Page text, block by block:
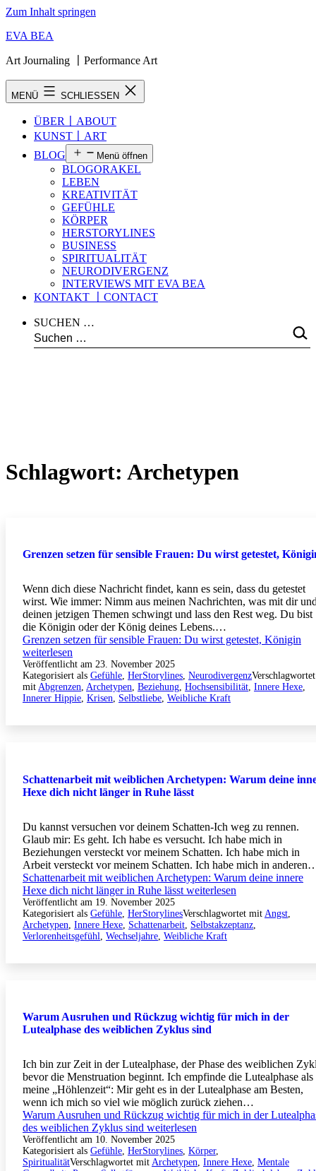
Zum Inhalt springen
EVA BEA
Art Journaling 〡Performance Art
MENÜ SCHLIESSEN
ÜBER〡ABOUT
KUNST〡ART
BLOG
Menü öffnen
BLOGORAKEL
LEBEN
KREATIVITÄT
GEFÜHLE
KÖRPER
HERSTORYLINES
BUSINESS
SPIRITUALITÄT
NEURODIVERGENZ
INTERVIEWS MIT EVA BEA
KONTAKT 〡CONTACT
SUCHEN …
Schlagwort: Archetypen
Grenzen setzen für sensible Frauen: Du wirst getestet,
Wenn dich diese Nachricht findet, kann es sein, dass du getestet
wirst. Wie immer: Nimm aus meinen Nachrichten, was mit dir
deinen jetzigen Themen schwingt und lass den Rest weg. Du bist
die Königin oder der König deines Lebens.…
Grenzen setzen für sensible Frauen: Du wirst getestet, Königin
weiterlesen
Veröffentlicht am 23. November 2025
Kategorisiert als Gefühle, HerStorylines, NeurodivergenzVerschlagwortet
mit Abgrenzen, Archetypen, Beziehung, Hochsensibilität, Innere Hexe,
Innerer Hippie, Krisen, Selbstliebe, Weibliche Kraft
Schattenarbeit mit weiblichen Archetypen: Warum deine
Hexe dich nicht länger in Ruhe lässt
Du kannst versuchen vor deinem Schatten-Ich weg zu rennen.
Glaub mir: Es geht. Ich habe es versucht. Ich habe mich in
Beziehungen versteckt vor meinem Schatten. Ich habe mich in
Arbeit versteckt vor meinem Schatten. Ich habe mich in
Schattenarbeit mit weiblichen Archetypen: Warum deine innere
Hexe dich nicht länger in Ruhe lässt weiterlesen
Veröffentlicht am 19. November 2025
Kategorisiert als Gefühle HerStorylinesVerschlagwortet mit Angst
Archetypen Innere Hexe Schattenarbeit Selbstakzeptanz
Verlorenheitsgefühl
Wechseljahre Weibliche Kraft
Warum Ausruhen und Rückzug wichtig für mich in der
Lutealphase des weiblichen Zyklus sind
Ich bin zur Zeit in der Lutealphase, der Phase des weiblichen
bevor die Menstruation beginnt. Ich empfinde die Lutealphase als
meine „Höhlenzeit“: Mir geht es in der Lutealphase am Besten,
wenn ich mich so viel wie möglich zurück ziehen…
Warum Ausruhen und Rückzug wichtig für mich in der
des weiblichen Zyklus sind weiterlesen
Veröffentlicht am 10. November 2025
Kategorisiert als Gefühle, HerStorylines, Körper,
SpiritualitätVerschlagwortet mit Archetypen, Innere Hexe, Mentale